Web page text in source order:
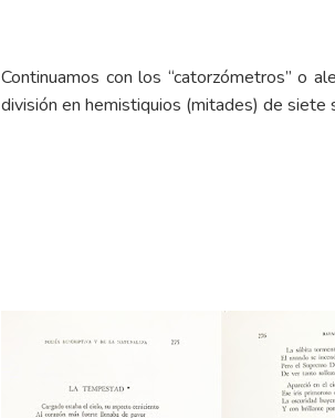
Continuamos con los “catorzómetros” o
división en hemistiquios (mitades) de